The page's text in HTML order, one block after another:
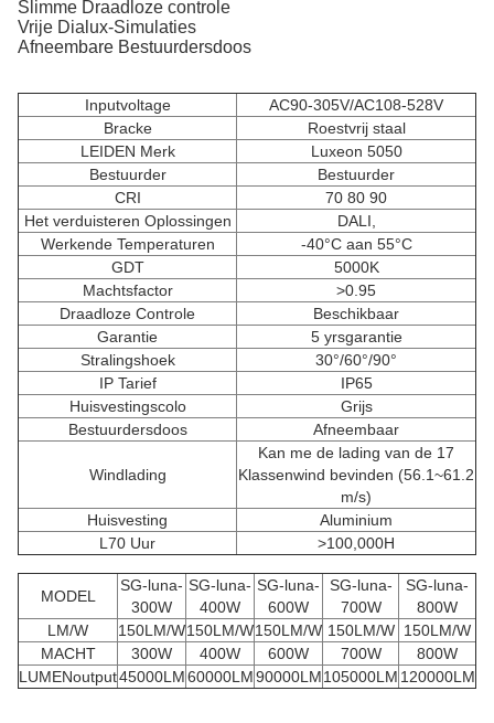
Slimme Draadloze controle
Vrije Dialux-Simulaties
Afneembare Bestuurdersdoos
Inputvoltage
AC90-305V/AC108-528V
Bracke
Roestvrij staal
LEIDEN Merk
Luxeon 5050
Bestuurder
Bestuurder
CRI
70 80 90
Het verduisteren Oplossingen
DALI,
Werkende Temperaturen
-40°C aan 55°C
GDT
5000K
Machtsfactor
>0.95
Draadloze Controle
Beschikbaar
Garantie
5 yrsgarantie
Stralingshoek
30°/60°/90°
IP Tarief
IP65
Huisvestingscolo
Grijs
Bestuurdersdoos
Afneembaar
Windlading
Kan me de lading van de 17
Klassenwind bevinden (56.1~61.2
m/s)
Huisvesting
Aluminium
L70 Uur
>100,000H
MODEL
SG-luna-
300W
SG-luna-
400W
SG-luna-
600W
SG-luna-
700W
SG-luna-
800W
LM/W
150LM/W150LM/W150LM/W 150LM/W 150LM/W
MACHT
300W 400W 600W 700W
800W
LUMENoutput45000LM60000LM90000LM105000LM 120000LM